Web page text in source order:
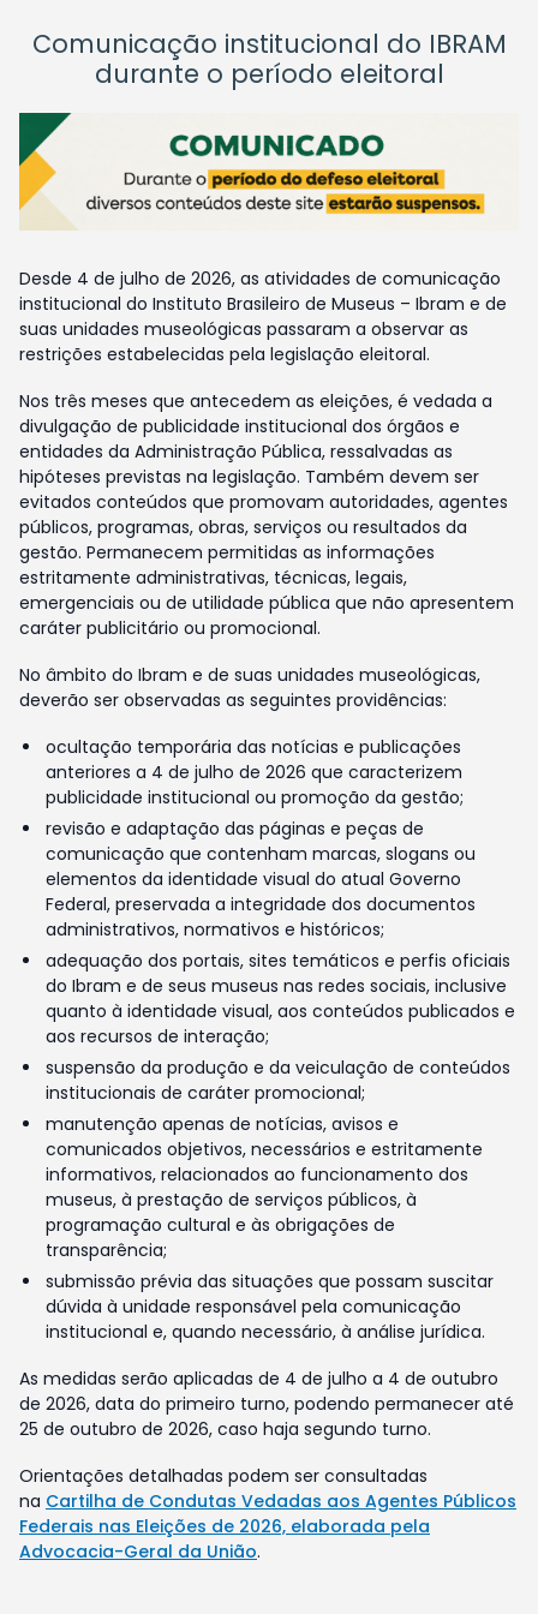
Comunicação institucional do IBRAM
durante o período eleitoral
Desde 4 de julho de 2026, as atividades de comunicação
institucional do Instituto Brasileiro de Museus – Ibram e de
suas unidades museológicas passaram a observar as
restrições estabelecidas pela legislação eleitoral.
Nos três meses que antecedem as eleições, é vedada a
divulgação de publicidade institucional dos órgãos e
entidades da Administração Pública, ressalvadas as
hipóteses previstas na legislação. Também devem ser
evitados conteúdos que promovam autoridades, agentes
públicos, programas, obras, serviços ou resultados da
gestão. Permanecem permitidas as informações
estritamente administrativas, técnicas, legais,
emergenciais ou de utilidade pública que não apresentem
caráter publicitário ou promocional.
No âmbito do Ibram e de suas unidades museológicas,
deverão ser observadas as seguintes providências:
ocultação temporária das notícias e publicações
anteriores a 4 de julho de 2026 que caracterizem
publicidade institucional ou promoção da gestão;
revisão e adaptação das páginas e peças de
comunicação que contenham marcas, slogans ou
elementos da identidade visual do atual Governo
Federal, preservada a integridade dos documentos
administrativos, normativos e históricos;
adequação dos portais, sites temáticos e perfis oficiais
do Ibram e de seus museus nas redes sociais, inclusive
quanto à identidade visual, aos conteúdos publicados e
aos recursos de interação;
suspensão da produção e da veiculação de conteúdos
institucionais de caráter promocional;
manutenção apenas de notícias, avisos e
comunicados objetivos, necessários e estritamente
informativos, relacionados ao funcionamento dos
museus, à prestação de serviços públicos, à
programação cultural e às obrigações de
transparência;
submissão prévia das situações que possam suscitar
dúvida à unidade responsável pela comunicação
institucional e, quando necessário, à análise jurídica.
As medidas serão aplicadas de 4 de julho a 4 de outubro
de 2026, data do primeiro turno, podendo permanecer até
25 de outubro de 2026, caso haja segundo turno.
Orientações detalhadas podem ser consultadas
na Cartilha de Condutas Vedadas aos Agentes Públicos
Federais nas Eleições de 2026, elaborada pela
Advocacia-Geral da União.